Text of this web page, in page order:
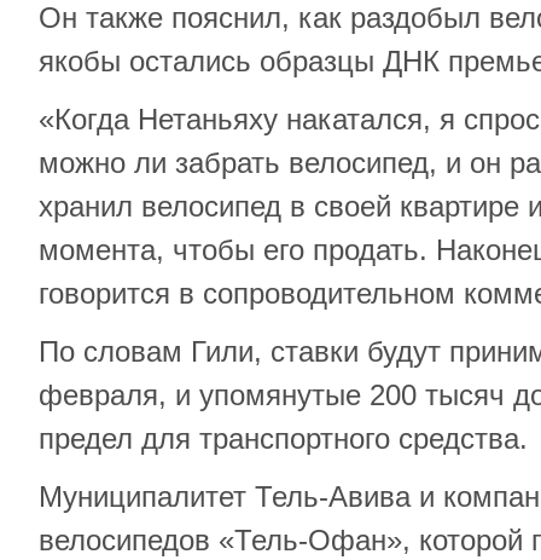
Он также пояснил, как раздобыл
якобы остались образцы ДНК
«Когда Нетаньяху накатался, я
можно ли забрать велосипед, и он
хранил велосипед в своей квартире
момента, чтобы его продать.
говорится в сопроводительном
По словам Гили, ставки будут
февраля, и упомянутые 200 тысяч
предел для транспортного средства.
Муниципалитет Тель-Авива и
велосипедов «Тель-Офан», которой